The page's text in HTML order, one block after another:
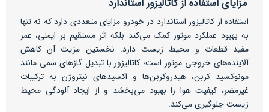
مزایای استفاده از کاتالیزور استاندارد
استفاده از کاتالیزور استاندارد در خودرو مزایای متعددی دارد که نه تنها
به بهبود عملکرد موتور کمک می‌کند بلکه اثر مستقیم بر ایمنی، عمر
مفید قطعات و محیط زیست دارد. نخستین مزیت آن کاهش
آلاینده‌های خروجی موتور است؛ کاتالیزور با تبدیل گازهای سمی مانند
مونوکسید کربن، هیدروکربن‌ها و اکسیدهای نیتروژن به ترکیبات
غیرمضر، کیفیت هوا را بهبود می‌بخشد و از ایجاد آلودگی محیط
زیست جلوگیری می‌کند.